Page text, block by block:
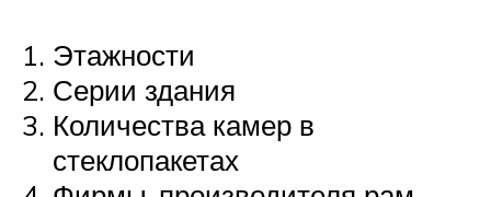
Этажности
Серии здания
Количества камер в
стеклопакетах